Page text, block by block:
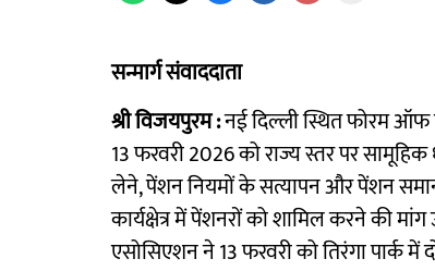
सन्मार्ग संवाददाता
श्री विजयपुरम :नई दिल्ली स्थित फोरम
13 फरवरी 2026 को राज्य स्तर पर
लेने, पेंशन नियमों के सत्यापन और पेंशन
कार्यक्षेत्र में पेंशनरों को शामिल करने की
एसोसिएशन ने 13 फरवरी को तिरंगा पार्क